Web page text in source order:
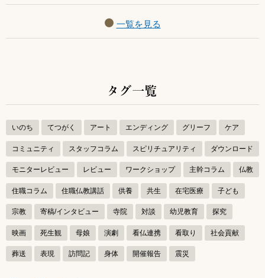
一覧を見る
タグ一覧
いのち てつがく アート エンディング グリーフ ケア
コミュニティ スタッフコラム スピリチュアリティ ダウンロード
モニターレビュー レビュー ワークショップ 主幹コラム 仏教
住職コラム 住職仏教講話 供養 共生 在宅医療 子ども
宗教 寄稿/インタビュー 寺院 対談 幼児教育 探究
映画 死生観 母娘 演劇 看仏連携 看取り 社会貢献
葬送 表現 訪問記 身体 開催報告 震災